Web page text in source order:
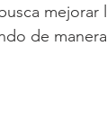
mejorar
de